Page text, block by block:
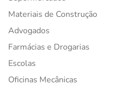
Materiais de Construção
Advogados
Farmácias e Drogarias
Escolas
Oficinas Mecânicas